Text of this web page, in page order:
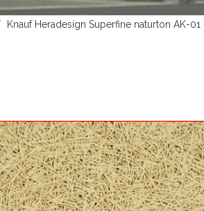
Knauf Heradesign Superfine naturton AK-